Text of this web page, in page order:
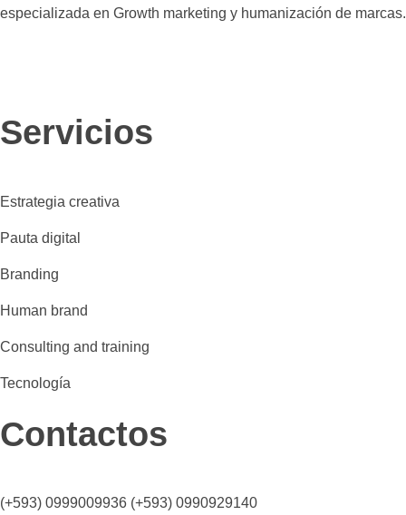
especializada en Growth marketing y humanización de marcas.
Servicios
Estrategia creativa
Pauta digital
Branding
Human brand
Consulting and training
Tecnología
Contactos
(+593) 0999009936 (+593) 0990929140